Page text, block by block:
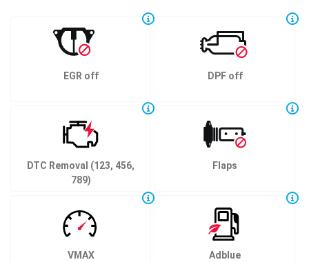
EGR off DPF off
DTC Removal (123, 456,
789)
Flaps
VMAX Adblue